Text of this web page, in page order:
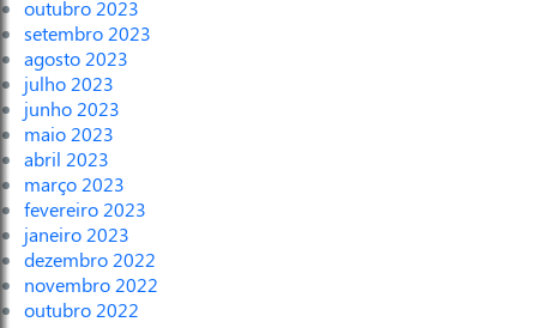
outubro 2023
setembro 2023
agosto 2023
julho 2023
junho 2023
maio 2023
abril 2023
março 2023
fevereiro 2023
janeiro 2023
dezembro 2022
novembro 2022
outubro 2022